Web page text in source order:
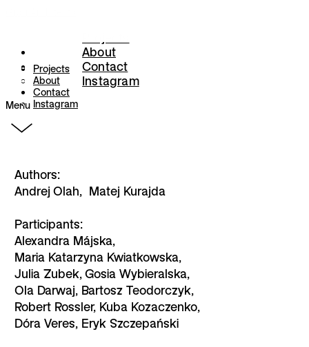
About
Contact
Instagram
Menu
Projects
About
Contact
Instagram
Authors:
Andrej Olah, Matej Kurajda
Participants:
Alexandra Májska,
Maria Katarzyna Kwiatkowska,
Julia Zubek, Gosia Wybieralska,
Ola Darwaj, Bartosz Teodorczyk,
Robert Rossler, Kuba Kozaczenko,
Dóra Veres, Eryk Szczepański